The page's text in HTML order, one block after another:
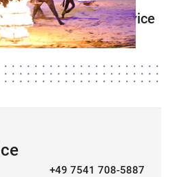
unser Besucherservice
+49 7541 708-5887